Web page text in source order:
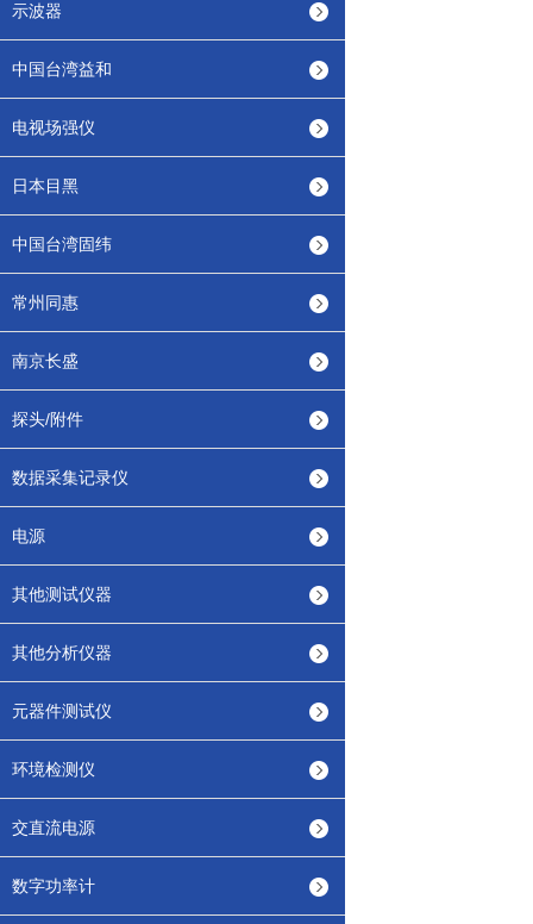
示波器
中国台湾益和
电视场强仪
日本目黑
中国台湾固纬
常州同惠
南京长盛
探头/附件
数据采集记录仪
电源
其他测试仪器
其他分析仪器
元器件测试仪
环境检测仪
交直流电源
数字功率计